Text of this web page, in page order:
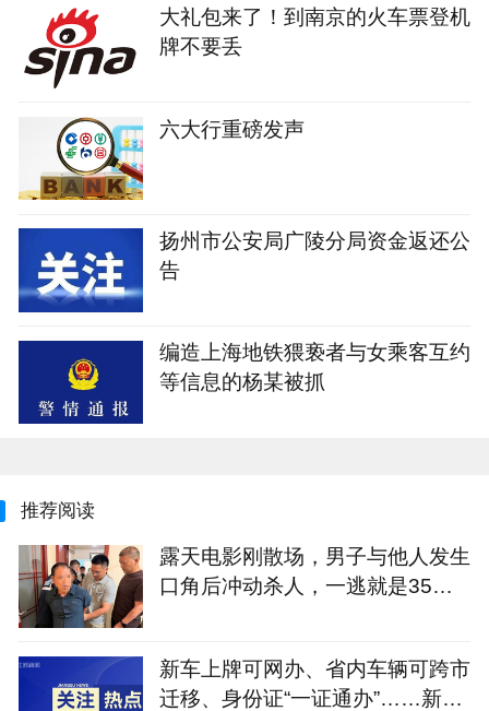
大礼包来了！到南京的火车票登机
牌不要丢
六大行重磅发声
扬州市公安局广陵分局资金返还公
告
编造上海地铁猥亵者与女乘客互约
等信息的杨某被抓
推荐阅读
露天电影刚散场，男子与他人发生
口角后冲动杀人，一逃就是35
新车上牌可网办、省内车辆可跨市
迁移、身份证“一证通办”……新修